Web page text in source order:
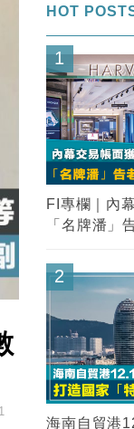
HOT
1
FI專欄｜內
「名牌潘」
2
海南自貿港